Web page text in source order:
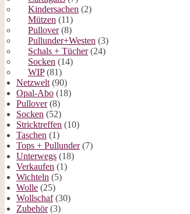
Kindersachen (2)
Mützen (11)
Pullover(8)
Pullunder+Westen (3)
Schals + Tücher(24)
Socken (14)
WIP(81)
Netzwelt (90)
Opal-Abo (18)
Pullover(8)
Socken (52)
Stricktreffen (10)
Taschen (1)
Tops + Pullunder(7)
Unterwegs (18)
Verkaufen (1)
Wichteln (5)
Wolle (25)
Wollschaf(30)
Zubehör(3)